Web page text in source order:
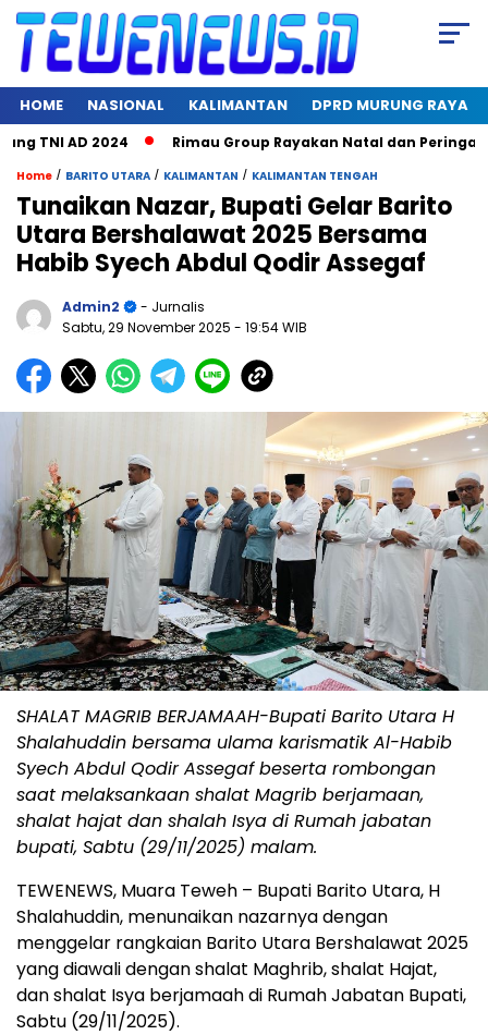
HOME NASIONAL KALIMANTAN DPRD MURUNG RAYA
AD 2024 Rimau Group Rayakan Natal dan Peringati
Home / BARITO UTARA / KALIMANTAN / KALIMANTAN TENGAH
Tunaikan Nazar, Bupati Gelar Barito
Utara Bershalawat 2025 Bersama
Habib Syech Abdul Qodir Assegaf
Admin2
- Jurnalis
Sabtu, 29 November 2025 - 19:54 WIB
SHALAT MAGRIB BERJAMAAH-Bupati Barito Utara H
Shalahuddin bersama ulama karismatik Al-Habib
Syech Abdul Qodir Assegaf beserta rombongan
saat melaksankaan shalat Magrib berjamaan,
shalat hajat dan shalah Isya di Rumah jabatan
bupati, Sabtu (29/11/2025) malam.
TEWENEWS, Muara Teweh – Bupati Barito Utara, H
Shalahuddin, menunaikan nazarnya dengan
menggelar rangkaian Barito Utara Bershalawat 2025
yang diawali dengan shalat Maghrib, shalat Hajat,
dan shalat Isya berjamaah di Rumah Jabatan Bupati,
Sabtu (29/11/2025).